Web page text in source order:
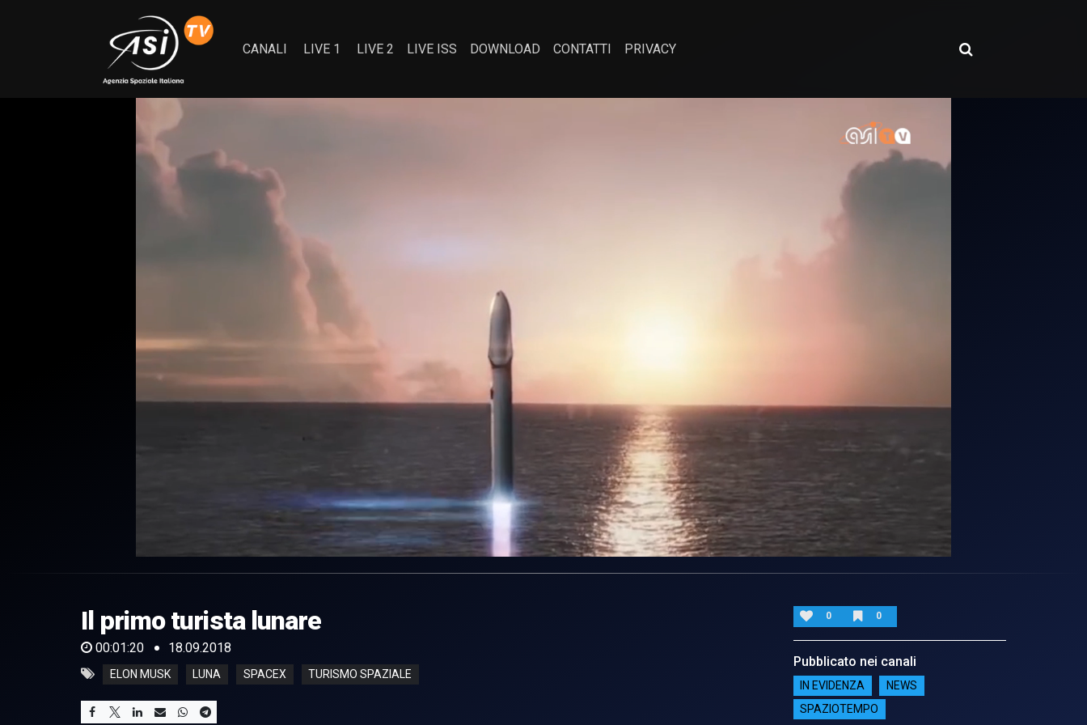
CANALI LIVE 1 LIVE 2 LIVE ISS DOWNLOAD CONTATTI PRIVACY
of
20
secondsVolume
0%
Il primo turista lunare
00:01:20 18.09.2018
ELON MUSK LUNA SPACEX TURISMO SPAZIALE
0 0
Pubblicato nei canali
IN EVIDENZA
NEWS
SPAZIOTEMPO